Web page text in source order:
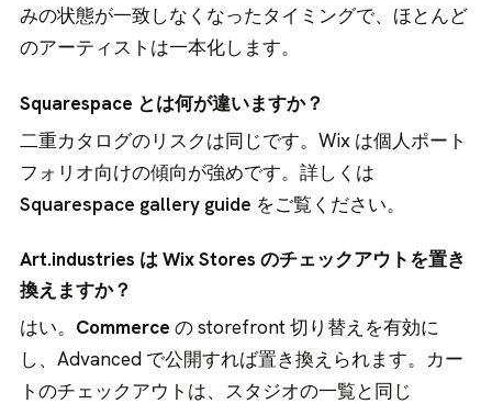
みの状態が一致しなくなったタイミングで、ほとんど
のアーティストは一本化します。
Squarespace とは何が違いますか？
二重カタログのリスクは同じです。Wix は個人ポート
フォリオ向けの傾向が強めです。詳しくは
Squarespace gallery guide をご覧ください。
Art.industries は Wix Stores のチェックアウトを置き
換えますか？
はい。 Commerce の storefront 切り替えを有効に
し、Advanced で公開すれば置き換えられます。カー
トのチェックアウトは、スタジオの一覧と同じ